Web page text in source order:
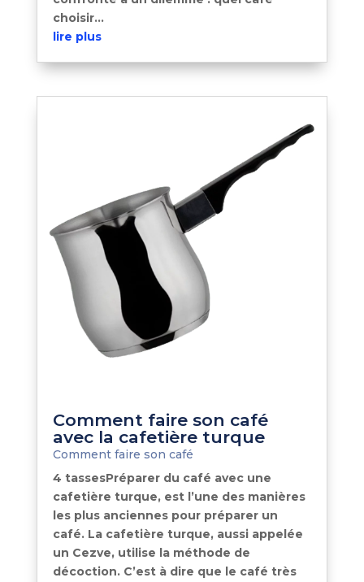
choisir...
lire plus
Comment faire son café
avec la cafetière turque
Comment faire son café
4 tassesPréparer du café avec une
cafetière turque, est l’une des manières
les plus anciennes pour préparer un
café. La cafetière turque, aussi appelée
un Cezve, utilise la méthode de
décoction. C’est à dire que le café très